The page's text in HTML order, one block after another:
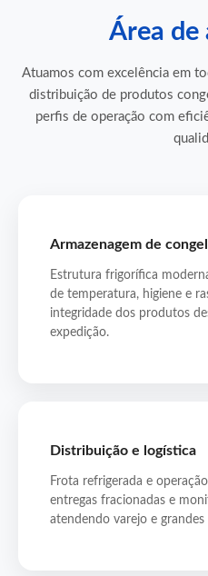
Área de
Atuamos com excelência em
distribuição de produtos
perfis de operação com
Armazenagem de
Estrutura frigorífica
de temperatura, higiene e
integridade dos produtos
expedição.
Distribuição e logística
Frota refrigerada e
entregas fracionadas e
atendendo varejo e